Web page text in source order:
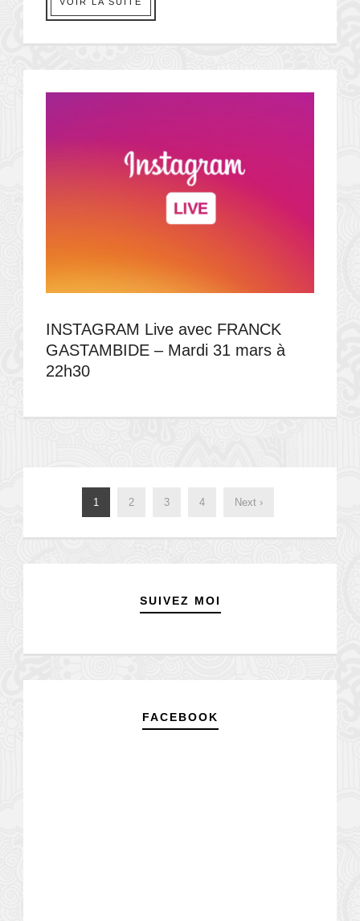
INSTAGRAM Live avec FRANCK
GASTAMBIDE – Mardi 31 mars à
22h30
1 2 3 4 Next ›
SUIVEZ MOI
FACEBOOK